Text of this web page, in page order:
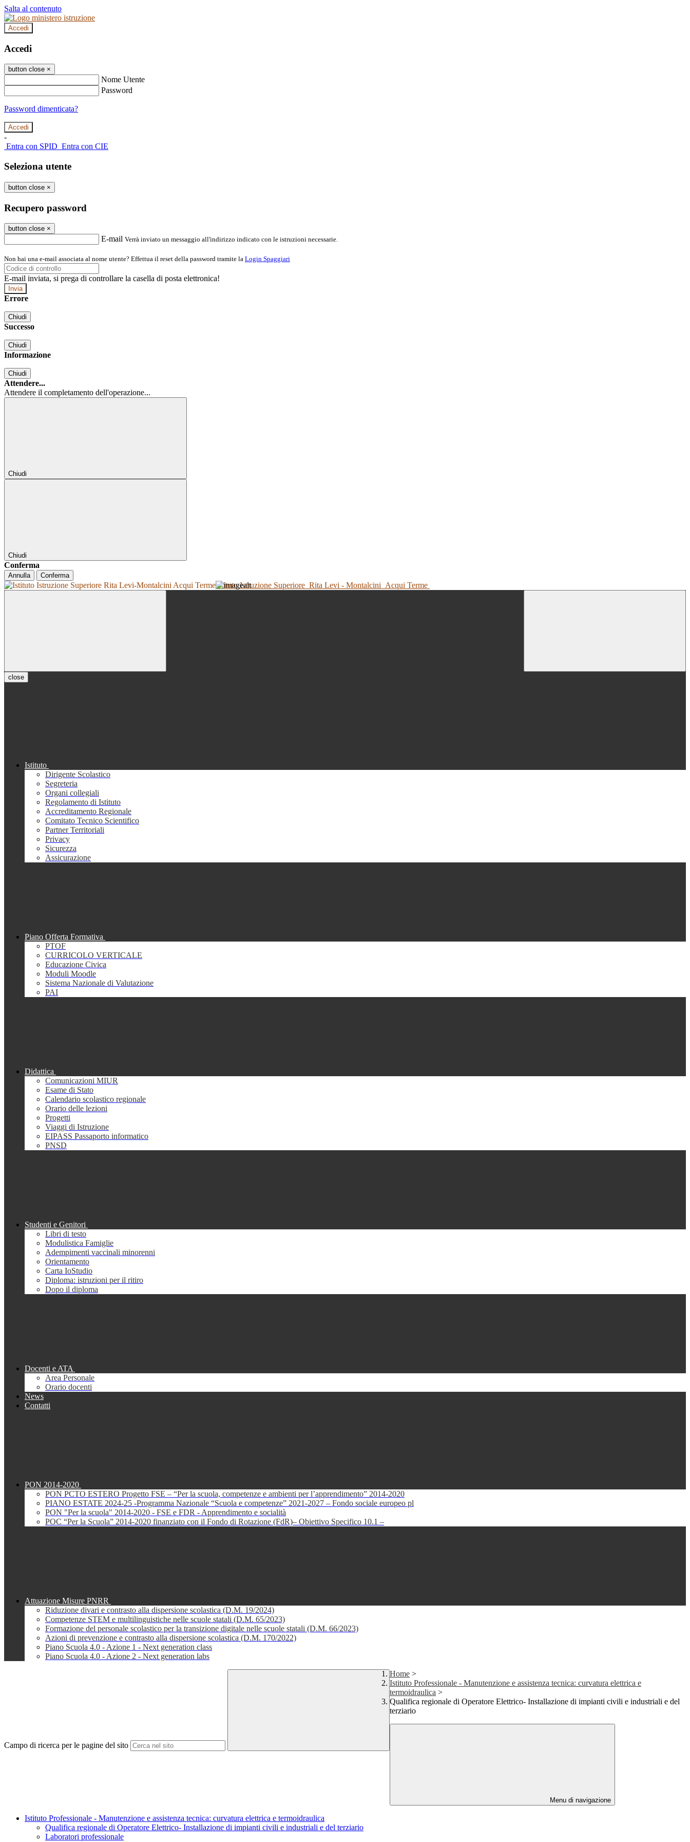
Salta al contenuto
Accedi
Accedi
button close ×
Nome Utente
Password
Password dimenticata?
-
Entra con SPID Entra con CIE
Seleziona utente
button close ×
Recupero password
button close ×
E-mail Verrà inviato un messaggio all'indirizzo indicato con le istruzioni necessarie.
Non hai una e-mail associata al nome utente? Effettua il reset della password tramite la Login Spaggiari
E-mail inviata, si prega di controllare la casella di posta elettronica!
Errore
Chiudi
Successo
Chiudi
Informazione
Chiudi
Attendere...
Attendere il completamento dell'operazione...
Chiudi
Chiudi
Conferma
Annulla Conferma
Istituto Istruzione Superiore Rita Levi - Montalcini Acqui Terme
close
Istituto
Dirigente Scolastico
Segreteria
Organi collegiali
Regolamento di Istituto
Accreditamento Regionale
Comitato Tecnico Scientifico
Partner Territoriali
Privacy
Sicurezza
Assicurazione
Piano Offerta Formativa
PTOF
CURRICOLO VERTICALE
Educazione Civica
Moduli Moodle
Sistema Nazionale di Valutazione
PAI
Didattica
Comunicazioni MIUR
Esame di Stato
Calendario scolastico regionale
Orario delle lezioni
Progetti
Viaggi di Istruzione
EIPASS Passaporto informatico
PNSD
Studenti e Genitori
Libri di testo
Modulistica Famiglie
Adempimenti vaccinali minorenni
Orientamento
Carta IoStudio
Diploma: istruzioni per il ritiro
Dopo il diploma
Docenti e ATA
Area Personale
Orario docenti
News
Contatti
PON 2014-2020
PON PCTO ESTERO Progetto FSE – “Per la scuola, competenze e ambienti per l’apprendimento” 2014-2020
PIANO ESTATE 2024-25 -Programma Nazionale “Scuola e competenze” 2021-2027 – Fondo sociale europeo pl
PON "Per la scuola" 2014-2020 - FSE e FDR - Apprendimento e socialità
POC “Per la Scuola” 2014-2020 finanziato con il Fondo di Rotazione (FdR)– Obiettivo Specifico 10.1 –
Attuazione Misure PNRR
Riduzione divari e contrasto alla dispersione scolastica (D.M. 19/2024)
Competenze STEM e multilinguistiche nelle scuole statali (D.M. 65/2023)
Formazione del personale scolastico per la transizione digitale nelle scuole statali (D.M. 66/2023)
Azioni di prevenzione e contrasto alla dispersione scolastica (D.M. 170/2022)
Piano Scuola 4.0 - Azione 1 - Next generation class
Piano Scuola 4.0 - Azione 2 - Next generation labs
Campo di ricerca per le pagine del sito
Home >
Istituto Professionale - Manutenzione e assistenza tecnica: curvatura elettrica e
termoidraulica >
Qualifica regionale di Operatore Elettrico- Installazione di impianti civili e industriali e del
terziario
Menu di navigazione
Istituto Professionale - Manutenzione e assistenza tecnica: curvatura elettrica e termoidraulica
Qualifica regionale di Operatore Elettrico- Installazione di impianti civili e industriali e del terziario
Laboratori professionale